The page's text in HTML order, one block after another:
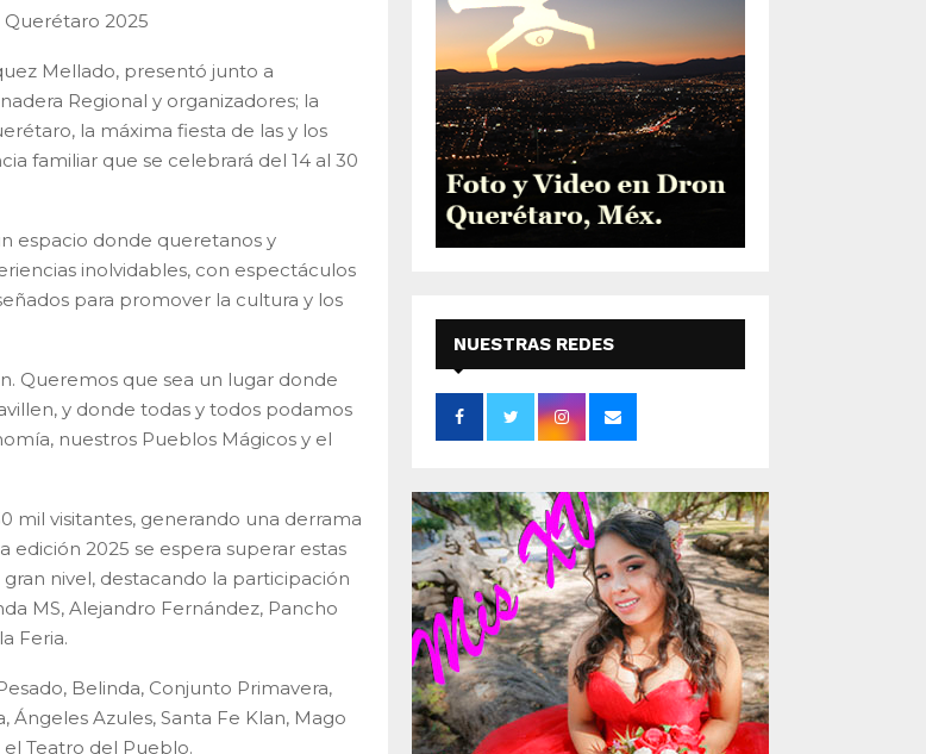
2025
Mellado, presentó junto a
Regional y organizadores; la
la máxima fiesta de las y los
familiar que se celebrará del 14 al 30
espacio donde queretanos y
inolvidables, con espectáculos
para promover la cultura y los
Queremos que sea un lugar donde
y donde todas y todos podamos
nuestros Pueblos Mágicos y el
mil visitantes, generando una derrama
edición 2025 se espera superar estas
nivel, destacando la participación
MS, Alejandro Fernández, Pancho
Feria.
Belinda, Conjunto Primavera,
Azules, Santa Fe Klan, Mago
Teatro del Pueblo.
NUESTRAS REDES
SOCIALES